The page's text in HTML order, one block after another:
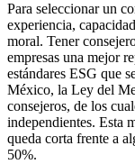
Para seleccionar un
experiencia,
moral. Tener
empresas una mejor
estándares ESG que
México, la Ley del
consejeros, de los
independientes. Esta
queda corta frente a
50%.